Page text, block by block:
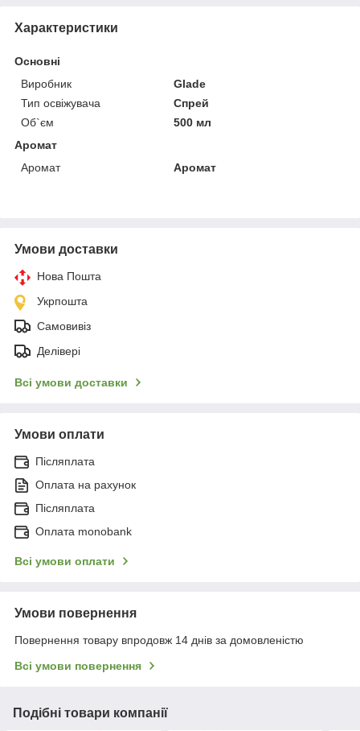
Характеристики
Основні
Виробник
Glade
Тип освіжувача
Спрей
Об`єм
500 мл
Аромат
Аромат
Аромат
Умови доставки
Нова Пошта
Укрпошта
Самовивіз
Делівері
Всі умови доставки
Умови оплати
Післяплата
Оплата на рахунок
Післяплата
Оплата monobank
Всі умови оплати
Умови повернення
Повернення товару впродовж 14 днів за домовленістю
Всі умови повернення
Подібні товари компанії